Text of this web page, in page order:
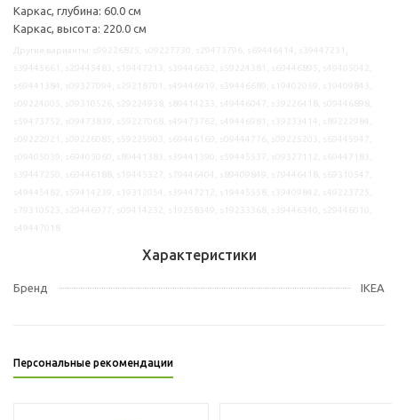
Каркас, глубина: 60.0 см
Каркас, высота: 220.0 см
Характеристики
Бренд IKEA
Персональные рекомендации